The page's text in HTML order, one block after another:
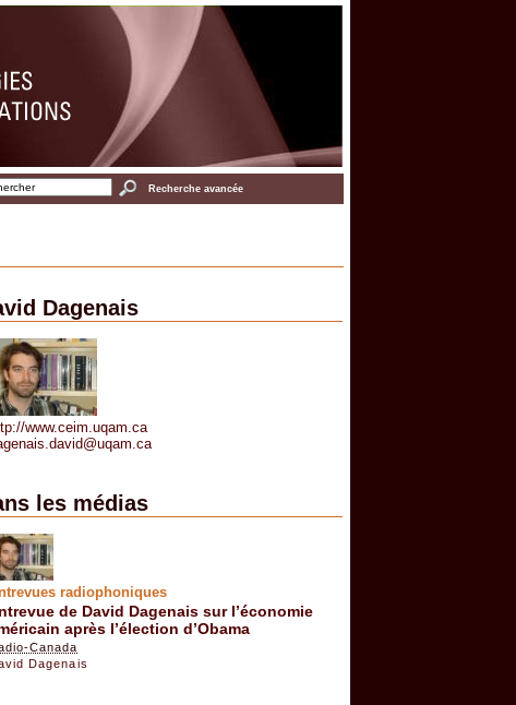
Recherche avancée
Dagenais
www.ceim.uqam.ca
les médias
radiophoniques
de David Dagenais sur l’économie
après l’élection d’Obama
Canada
Dagenais